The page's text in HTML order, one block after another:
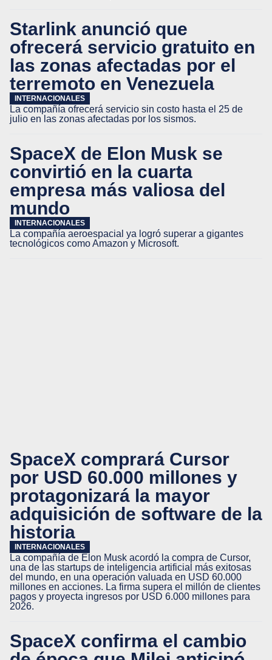
Starlink anunció que
ofrecerá servicio gratuito en
las zonas afectadas por el
terremoto en Venezuela
INTERNACIONALES
La compañía ofrecerá servicio sin costo hasta el 25 de
julio en las zonas afectadas por los sismos.
SpaceX de Elon Musk se
convirtió en la cuarta
empresa más valiosa del
mundo
INTERNACIONALES
La compañía aeroespacial ya logró superar a gigantes
tecnológicos como Amazon y Microsoft.
SpaceX comprará Cursor
por USD 60.000 millones y
protagonizará la mayor
adquisición de software de la
historia
INTERNACIONALES
La compañía de Elon Musk acordó la compra de Cursor,
una de las startups de inteligencia artificial más exitosas
del mundo, en una operación valuada en USD 60.000
millones en acciones. La firma supera el millón de clientes
pagos y proyecta ingresos por USD 6.000 millones para
2026.
SpaceX confirma el cambio